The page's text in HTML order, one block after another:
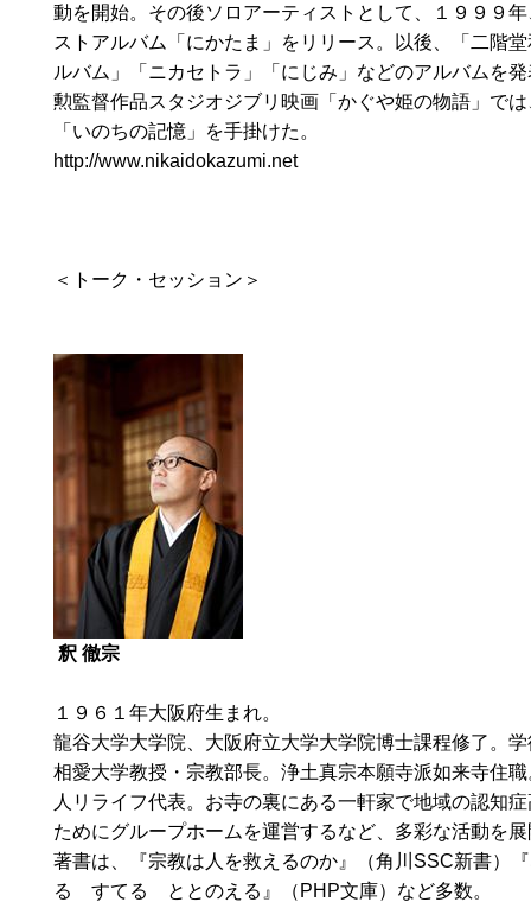
動を開始。その後ソロアーティストとして、１９９９
ストアルバム「にかたま」をリリース。以後、「二階
ルバム」「ニカセトラ」「にじみ」などのアルバムを
勲監督作品スタジオジブリ映画「かぐや姫の物語」で
「いのちの記憶」を手掛けた。
http://www.nikaidokazumi.net
＜トーク・セッション＞
釈 徹宗
１９６１年大阪府生まれ。
龍谷大学大学院、大阪府立大学大学院博士課程修了。
相愛大学教授・宗教部長。浄土真宗本願寺派如来寺住
人リライフ代表。お寺の裏にある一軒家で地域の認知
ためにグループホームを運営するなど、多彩な活動を
著書は、『宗教は人を救えるのか』（角川SSC新書）
る すてる ととのえる』（PHP文庫）など多数。